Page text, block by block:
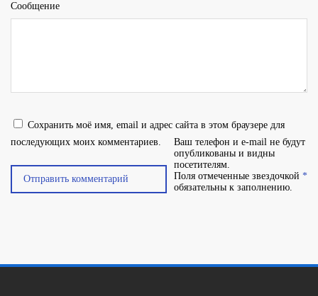
Сообщение
Ваш телефон и e-mail не будут
опубликованы и видны
посетителям.
Поля отмеченные звездочкой *
обязательны к заполнению.
Сохранить моё имя, email и адрес сайта в этом браузере для
последующих моих комментариев.